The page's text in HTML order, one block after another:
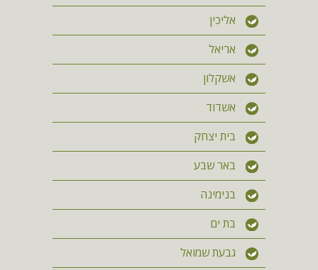
אליכין
אריאל
אשקלון
אשדוד
בית יצחק
באר שבע
בנימינה
בת ים
גבעת שמואל